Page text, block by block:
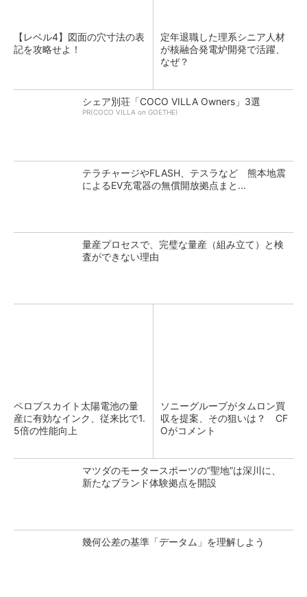
【レベル4】図面の穴寸法の表
記を攻略せよ！
定年退職した理系シニア人材
が核融合発電炉開発で活躍、
なぜ？
シェア別荘「COCO VILLA Owners」3選
PR(COCO VILLA on GOETHE)
テラチャージやFLASH、テスラなど 熊本地震
によるEV充電器の無償開放拠点まと...
量産プロセスで、完璧な量産（組み立て）と検
査ができない理由
ペロブスカイト太陽電池の量
産に有効なインク、従来比で1.
5倍の性能向上
ソニーグループがタムロン買
収を提案、その狙いは？ CF
Oがコメント
マツダのモータースポーツの“聖地”は深川に、
新たなブランド体験拠点を開設
幾何公差の基準「データム」を理解しよう